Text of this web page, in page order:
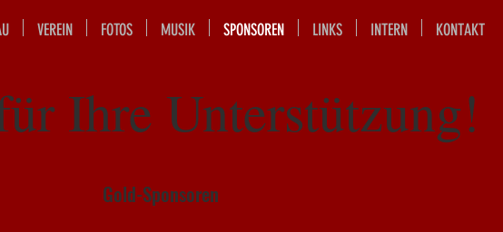
Ihre Unterstützung!
Gold-Sponsoren
VEREIN FOTOS MUSIK SPONSOREN LINKS INTERN KONTAKT